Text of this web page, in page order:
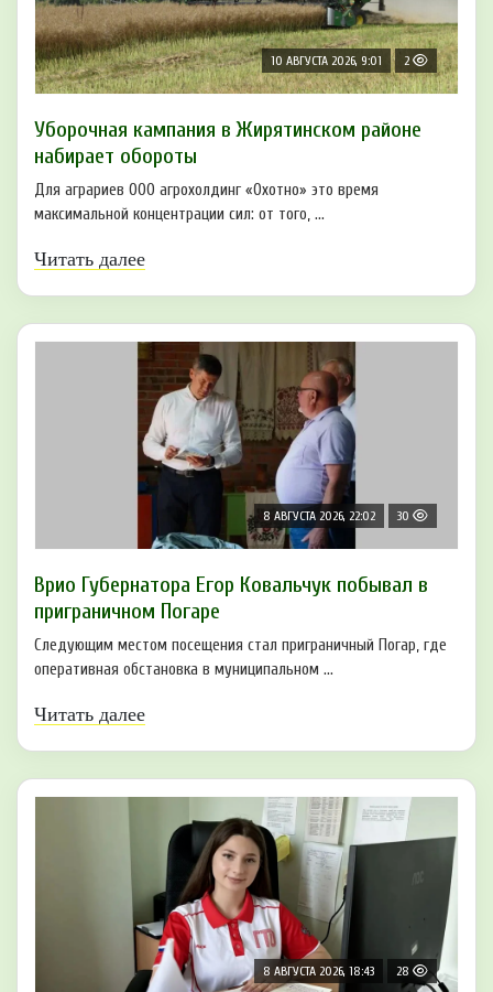
10 АВГУСТА 2026, 9:01 2
Уборочная кампания в Жирятинском районе
набирает обороты
Для аграриев ООО агрохолдинг «Охотно» это время
максимальной концентрации сил: от того, ...
Читать далее
8 АВГУСТА 2026, 22:02 30
Врио Губернатора Егор Ковальчук побывал в
приграничном Погаре
Следующим местом посещения стал приграничный Погар, где
оперативная обстановка в муниципальном ...
Читать далее
8 АВГУСТА 2026, 18:43 28